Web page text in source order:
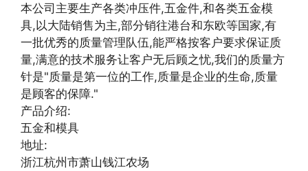
本公司主要生产各类冲压件,五金件,和各类五金模
具,以大陆销售为主,部分销往港台和东欧等国家,有
一批优秀的质量管理队伍,能严格按客户要求保证质
量,满意的技术服务让客户无后顾之忧,我们的质量方
针是"质量是第一位的工作,质量是企业的生命,质量
是顾客的保障."
产品介绍:
五金和模具
地址:
浙江杭州市萧山钱江农场